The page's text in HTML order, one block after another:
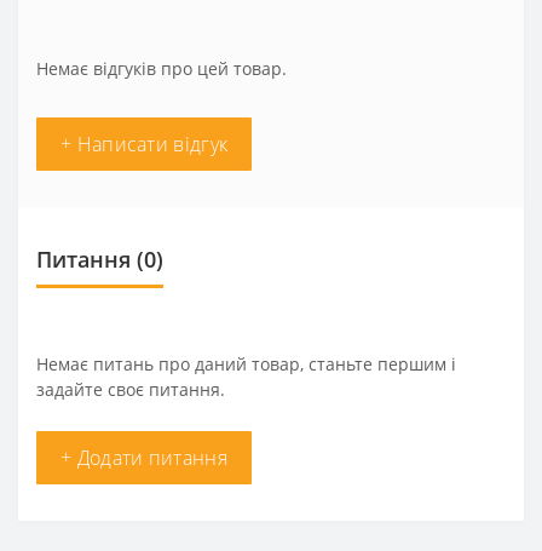
Немає відгуків про цей товар.
+ Написати відгук
Питання (0)
Немає питань про даний товар, станьте першим і
задайте своє питання.
+ Додати питання